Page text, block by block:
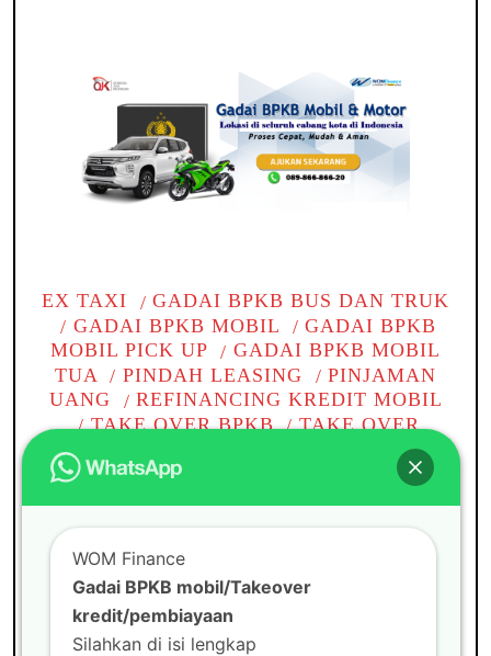
EX TAXI
GADAI BPKB BUS DAN TRUK
GADAI BPKB MOBIL
GADAI BPKB
MOBIL PICK UP
GADAI BPKB MOBIL
TUA
PINDAH LEASING
PINJAMAN
UANG
REFINANCING KREDIT MOBIL
TAKE OVER BPKB
TAKE OVER
KREDIT BPKB MOBIL
TAKE OVER
KREDIT MOBIL
TANPA BI CHECKING
CABANG
WOM FINANCE
Gadai BPKB mobil di
Tambun
WOM Finance
Gadai BPKB mobil/Takeover
kredit/pembiayaan
Silahkan di isi lengkap